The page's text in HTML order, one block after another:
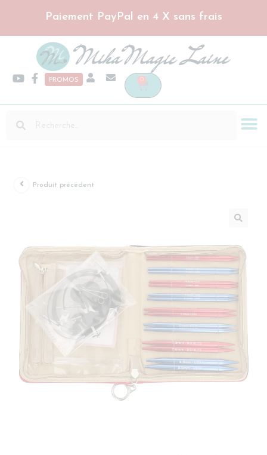
Paiement PayPal en 4 X sans frais
PROMOS
Produit précédent